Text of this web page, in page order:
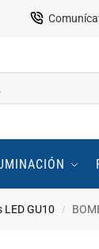
LED GU10 /